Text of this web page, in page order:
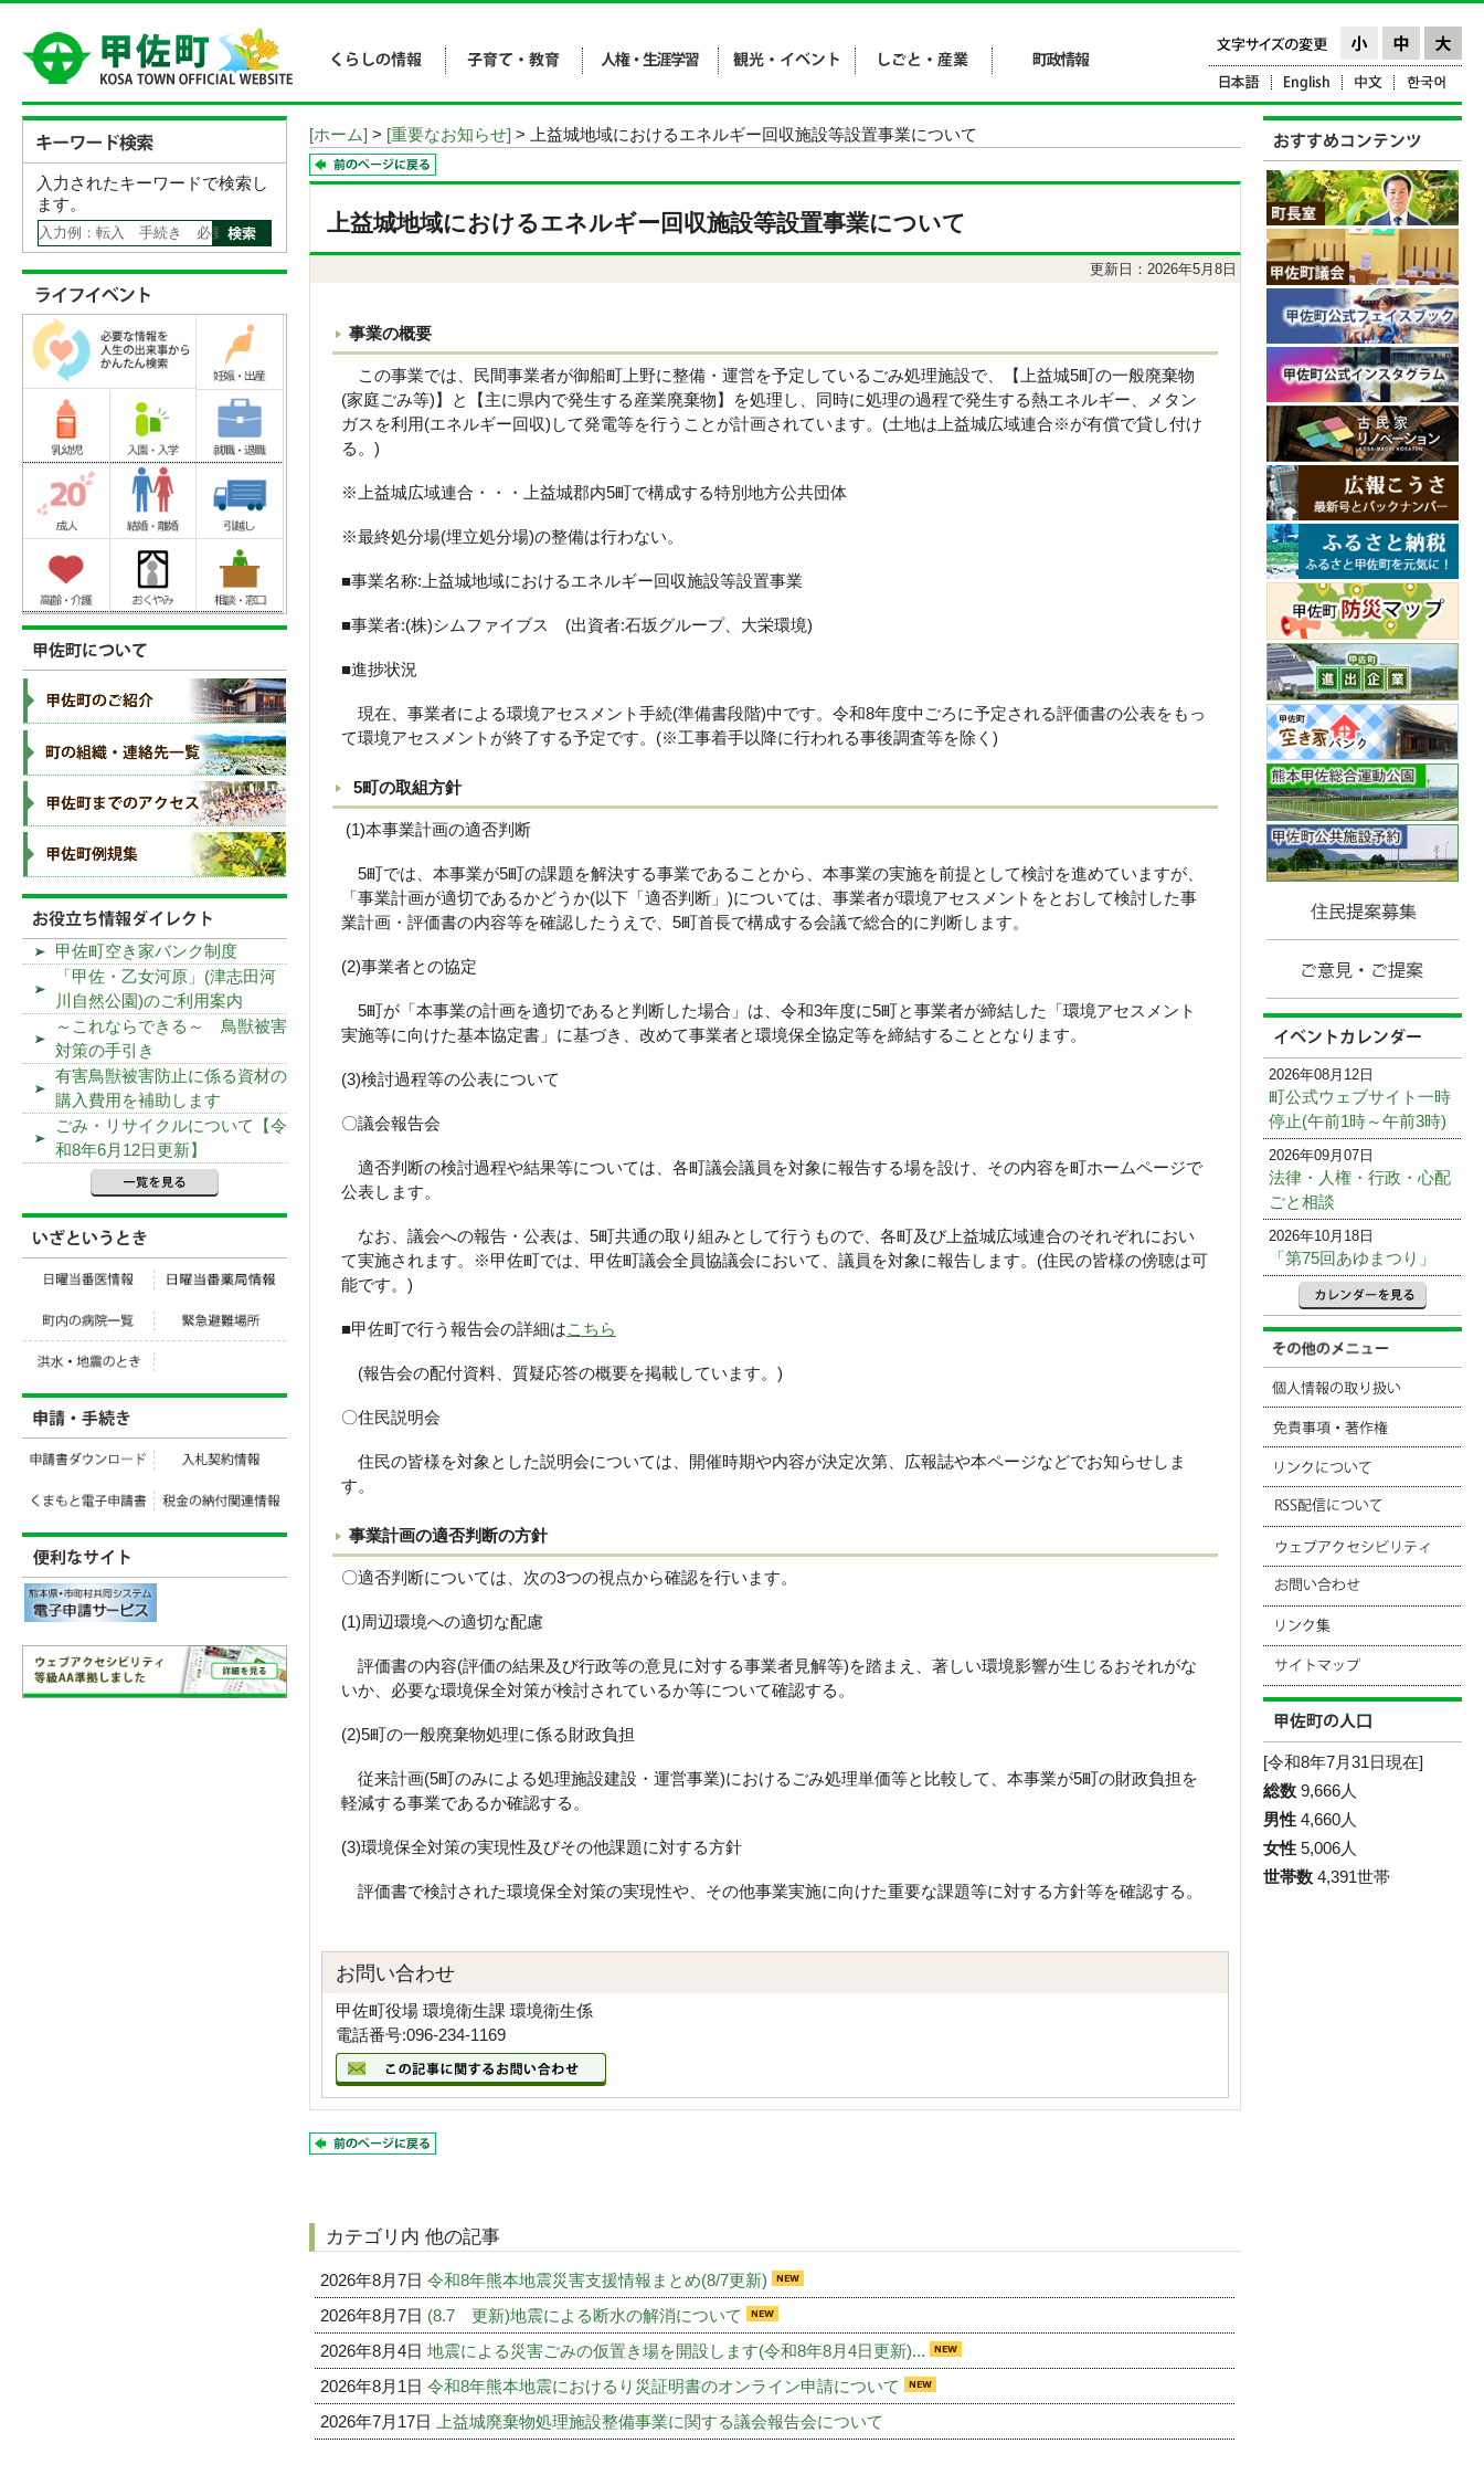
[ホーム] > [重要なお知らせ] > 上益城地域におけるエネルギー回収施設等設置事業について
上益城地域におけるエネルギー回収施設等設置事業について
更新日：2026年5月8日
事業の概要
この事業では、民間事業者が御船町上野に整備・運営を予定しているごみ処理施設で、【上益城5町の一般廃棄物
(家庭ごみ等)】と【主に県内で発生する産業廃棄物】を処理し、同時に処理の過程で発生する熱エネルギー、メタン
ガスを利用(エネルギー回収)して発電等を行うことが計画されています。(土地は上益城広域連合※が有償で貸し付け
る。)
※上益城広域連合・・・上益城郡内5町で構成する特別地方公共団体
※最終処分場(埋立処分場)の整備は行わない。
■事業名称:上益城地域におけるエネルギー回収施設等設置事業
■事業者:(株)シムファイブス (出資者:石坂グループ、大栄環境)
■進捗状況
現在、事業者による環境アセスメント手続(準備書段階)中です。令和8年度中ごろに予定される評価書の公表をもっ
て環境アセスメントが終了する予定です。(※工事着手以降に行われる事後調査等を除く)
5町の取組方針
(1)本事業計画の適否判断
5町では、本事業が5町の課題を解決する事業であることから、本事業の実施を前提として検討を進めていますが、
「事業計画が適切であるかどうか(以下「適否判断」)については、事業者が環境アセスメントをとおして検討した事
業計画・評価書の内容等を確認したうえで、5町首長で構成する会議で総合的に判断します。
(2)事業者との協定
5町が「本事業の計画を適切であると判断した場合」は、令和3年度に5町と事業者が締結した「環境アセスメント
実施等に向けた基本協定書」に基づき、改めて事業者と環境保全協定等を締結することとなります。
(3)検討過程等の公表について
〇議会報告会
適否判断の検討過程や結果等については、各町議会議員を対象に報告する場を設け、その内容を町ホームページで
公表します。
なお、議会への報告・公表は、5町共通の取り組みとして行うもので、各町及び上益城広域連合のそれぞれにおい
て実施されます。※甲佐町では、甲佐町議会全員協議会において、議員を対象に報告します。(住民の皆様の傍聴は可
能です。)
■甲佐町で行う報告会の詳細はこちら
(報告会の配付資料、質疑応答の概要を掲載しています。)
〇住民説明会
住民の皆様を対象とした説明会については、開催時期や内容が決定次第、広報誌や本ページなどでお知らせしま
す。
事業計画の適否判断の方針
〇適否判断については、次の3つの視点から確認を行います。
(1)周辺環境への適切な配慮
評価書の内容(評価の結果及び行政等の意見に対する事業者見解等)を踏まえ、著しい環境影響が生じるおそれがな
いか、必要な環境保全対策が検討されているか等について確認する。
(2)5町の一般廃棄物処理に係る財政負担
従来計画(5町のみによる処理施設建設・運営事業)におけるごみ処理単価等と比較して、本事業が5町の財政負担を
軽減する事業であるか確認する。
(3)環境保全対策の実現性及びその他課題に対する方針
評価書で検討された環境保全対策の実現性や、その他事業実施に向けた重要な課題等に対する方針等を確認する。
お問い合わせ
甲佐町役場 環境衛生課 環境衛生係
電話番号:096-234-1169
カテゴリ内 他の記事
2026年8月7日 令和8年熊本地震災害支援情報まとめ(8/7更新)
2026年8月7日 (8.7 更新)地震による断水の解消について
2026年8月4日 地震による災害ごみの仮置き場を開設します(令和8年8月4日更新)...
2026年8月1日 令和8年熊本地震におけるり災証明書のオンライン申請について
2026年7月17日
上益城廃棄物処理施設整備事業に関する議会報告会について
2026年08月12日
町公式ウェブサイト一時
停止(午前1時～午前3時)
2026年09月07日
法律・人権・行政・心配
ごと相談
2026年10月18日
「第75回あゆまつり」
[令和8年7月31日現在]
総数 9,666人
男性 4,660人
女性 5,006人
世帯数 4,391世帯
入力されたキーワードで検索し
ます。
甲佐町空き家バンク制度
「甲佐・乙女河原」(津志田河
川自然公園)のご利用案内
～これならできる～ 鳥獣被害
対策の手引き
有害鳥獣被害防止に係る資材の
購入費用を補助します
ごみ・リサイクルについて【令
和8年6月12日更新】